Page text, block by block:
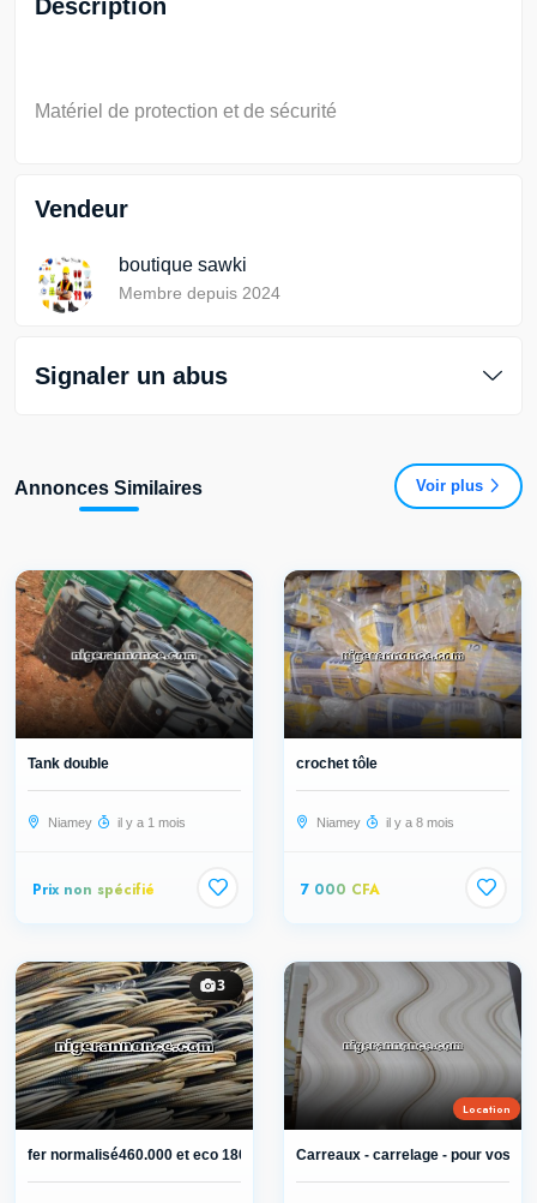
Description
Matériel de protection et de sécurité
Vendeur
boutique sawki
Membre depuis 2024
Signaler un abus
Annonces Similaires Voir plus
Tank double
Niamey il y a 1 mois
Prix non spécifié
crochet tôle
Niamey il y a 8 mois
7 000 CFA
3
fer normalisé460.000 et eco 180.000
Location
Carreaux - carrelage - pour vos